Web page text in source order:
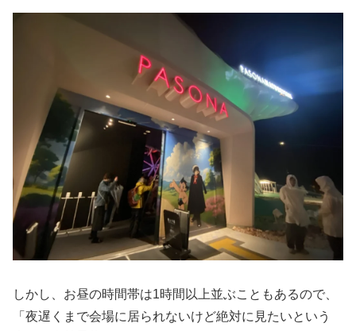
しかし、お昼の時間帯は1時間以上並ぶこともあるので、
「夜遅くまで会場に居られないけど絶対に見たいという